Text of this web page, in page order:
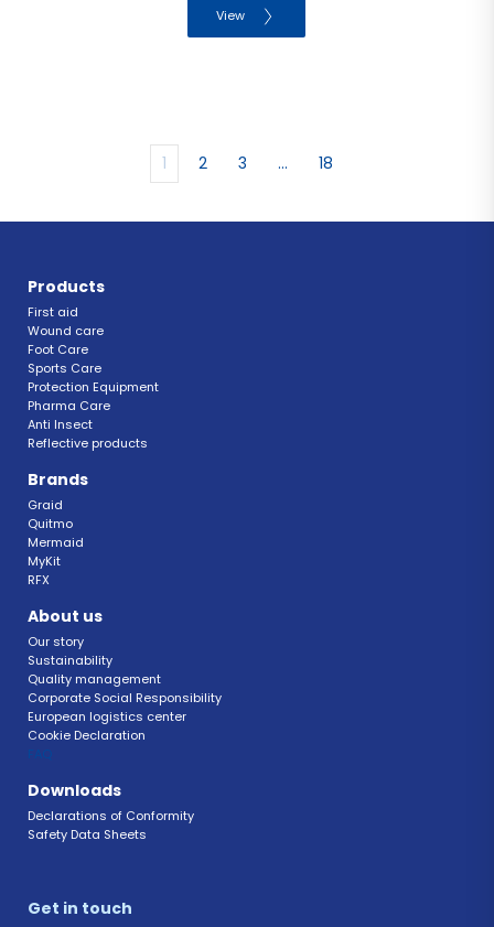
View
1 2 3 … 18
Products
First aid
Wound care
Foot Care
Sports Care
Protection Equipment
Pharma Care
Anti Insect
Reflective products
Brands
Graid
Quitmo
Mermaid
MyKit
RFX
About us
Our story
Sustainability
Quality management
Corporate Social Responsibility
European logistics center
Cookie Declaration
FAQ
Downloads
Declarations of Conformity
Safety Data Sheets
Get in touch